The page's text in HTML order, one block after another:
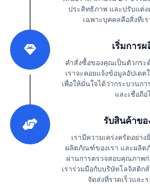
ประสิทธิภาพ และปรับแต่ง
เฉพาะบุคคลคือสิ่งที่เ
เริ่มการผ
คำสั่งซื้อของคุณเป็นตัวกระ
เราจะคอยแจ้งข้อมูลอัปเด
เพื่อให้มั่นใจได้ว่ากระบวนก
และเชื่อถือ
รับสินค้าข
เรามีความเคร่งครัดอย่า
ผลิตภัณฑ์ของเรา และผลิต
ผ่านการตรวจสอบคุณภาพ
เราร่วมมือกับบริษัทโลจิสติก
จัดส่งที่รวดเร็วและ